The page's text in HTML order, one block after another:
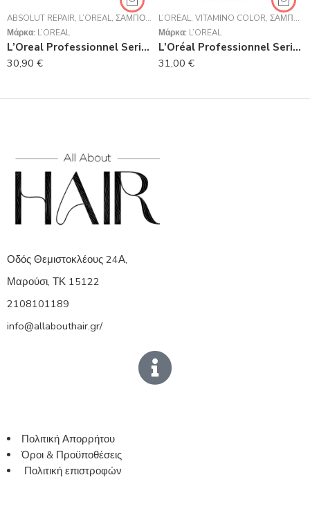
ABSOLUT REPAIR, L’ORÉAL, ΣΑΜΠΟΥΆΝ
Μάρκα: L’ORÉAL
L’Oreal Professionnel Serie Expert Absolut Repair Shampoo Για Ταλαιπωρημένα Μαλλιά 1500ml
30,90 €
L’ORÉAL, VITAMINO COLOR, ΣΑΜΠΟΥΆΝ
Μάρκα: L’ORÉAL
L’Oréal Professionnel Serie Expert Vitamino Color Shampoo 1500ml
31,00 €
Οδός Θεμιστοκλέους 24Α,
Μαρούσι, ΤΚ 15122
2108101189
info@allabouthair.gr/
Πολιτική Απορρήτου
Όροι & Προϋποθέσεις
Πολιτική επιστροφών